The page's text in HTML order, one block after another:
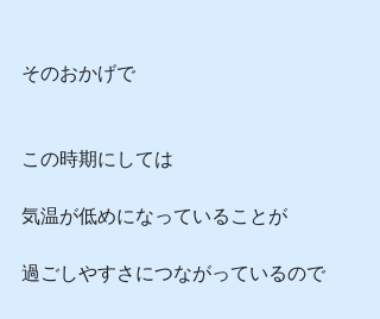
そのおかげで
この時期にしては
気温が低めになっていることが
過ごしやすさにつながっているので